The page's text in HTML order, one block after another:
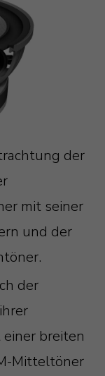
der
mit seiner
und der
der
breiten
Mitteltöner